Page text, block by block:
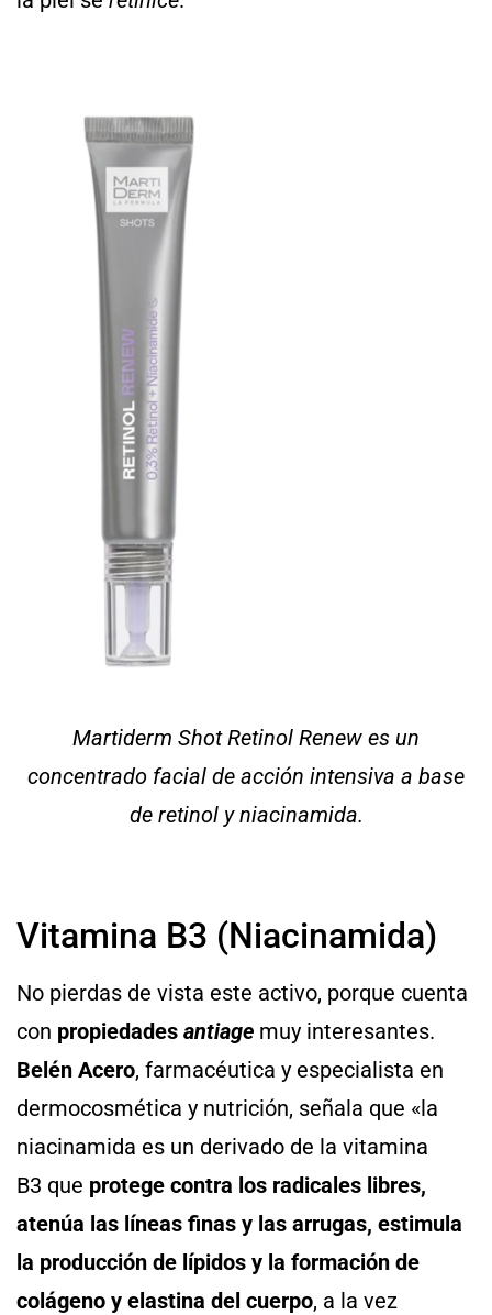
Martiderm Shot Retinol Renew es un
concentrado facial de acción intensiva a base
de retinol y niacinamida.
Vitamina B3 (Niacinamida)
No pierdas de vista este activo, porque cuenta
con propiedades antiage muy interesantes.
Belén Acero, farmacéutica y especialista en
dermocosmética y nutrición, señala que «la
niacinamida es un derivado de la vitamina
B3 que protege contra los radicales libres,
atenúa las líneas finas y las arrugas, estimula
la producción de lípidos y la formación de
colágeno y elastina del cuerpo, a la vez